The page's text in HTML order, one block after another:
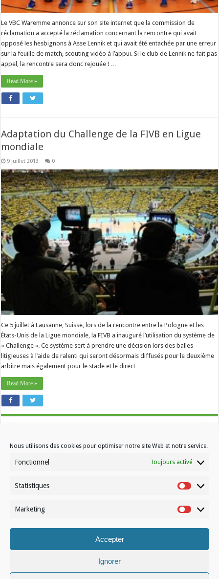
Nous utilisons des cookies pour optimiser notre site Web et notre service.
Fonctionnel Toujours activé
Statistiques
Marketing
Accepter
Ignorer
Le VBC Waremme annonce sur son site internet que la commission de
réclamation a accepté la réclamation concernant la rencontre qui avait
opposé les hesbignons à Asse Lennik et qui avait été entachée par une erreur
sur la feuille de match, scouting vidéo à l’appui. Si le club de Lennik ne fait pas
appel, la rencontre sera donc rejouée ! …
Read More »
Adaptation du Challenge de la FIVB en Ligue
mondiale
9 juillet 2013 0
Ce 5 juillet à Lausanne, Suisse, lors de la rencontre entre la Pologne et les
États-Unis de la Ligue mondiale, la FIVB a inauguré l’utilisation du système de
« Challenge ». Ce système sert à prendre une décision lors des balles
litigieuses à l’aide de ralenti qui seront désormais diffusés pour le deuxième
arbitre mais également pour le stade et le direct …
Read More »
Contactez-nous
© Volleynews.be2026
Déclaration de confidentialité